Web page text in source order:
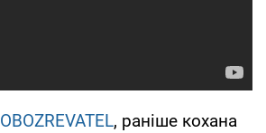
OBOZREVATEL, раніше кохана